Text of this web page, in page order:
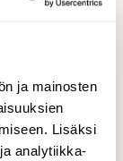
ja mainosten
Lisäksi
analytiikka-